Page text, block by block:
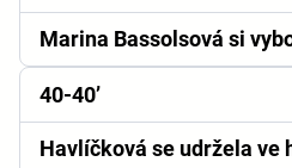
Marina Bassolsová si
40-40’
Havlíčková se udržela ve